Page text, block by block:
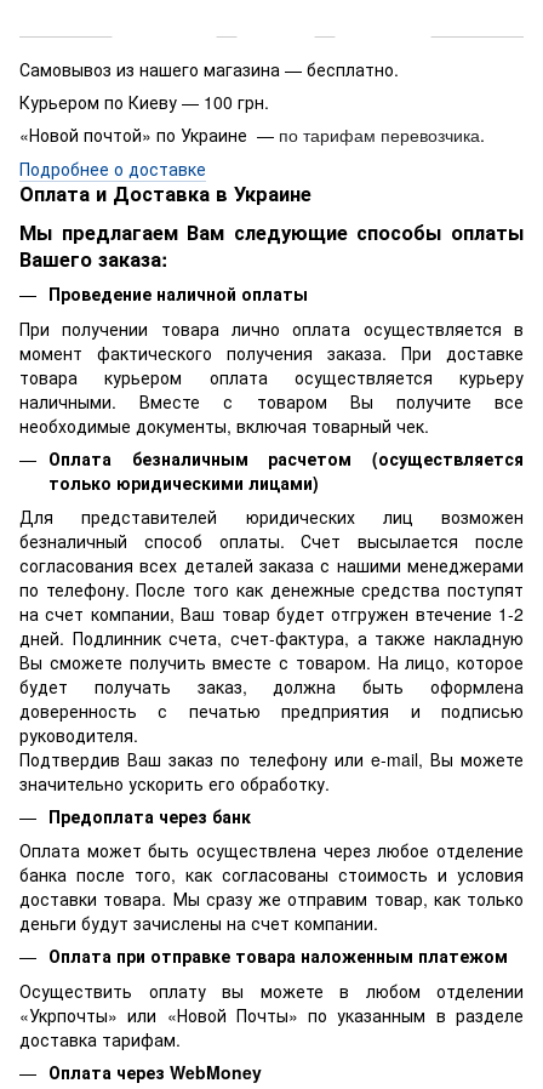
Самовывоз из нашего магазина — бесплатно.
Курьером по Киеву — 100 грн.
«Новой почтой» по Украине — по тарифам перевозчика.
Подробнее о доставке
Оплата и Доставка в Украине
Мы предлагаем Вам следующие способы оплаты
Вашего заказа:
Проведение наличной оплаты
При получении товара лично оплата осуществляется в
момент фактического получения заказа. При доставке
товара курьером оплата осуществляется курьеру
наличными. Вместе с товаром Вы получите все
необходимые документы, включая товарный чек.
Оплата безналичным расчетом (осуществляется
только юридическими лицами)
Для представителей юридических лиц возможен
безналичный способ оплаты. Счет высылается после
согласования всех деталей заказа с нашими менеджерами
по телефону. После того как денежные средства поступят
на счет компании, Ваш товар будет отгружен втечение 1-2
дней. Подлинник счета, счет-фактура, а также накладную
Вы сможете получить вместе с товаром. На лицо, которое
будет получать заказ, должна быть оформлена
доверенность с печатью предприятия и подписью
руководителя.
Подтвердив Ваш заказ по телефону или e-mail, Вы можете
значительно ускорить его обработку.
Предоплата через банк
Оплата может быть осуществлена через любое отделение
банка после того, как согласованы стоимость и условия
доставки товара. Мы сразу же отправим товар, как только
деньги будут зачислены на счет компании.
Оплата при отправке товара наложенным платежом
Осуществить оплату вы можете в любом отделении
«Укрпочты» или «Новой Почты» по указанным в разделе
доставка тарифам.
Оплата через WebMoney